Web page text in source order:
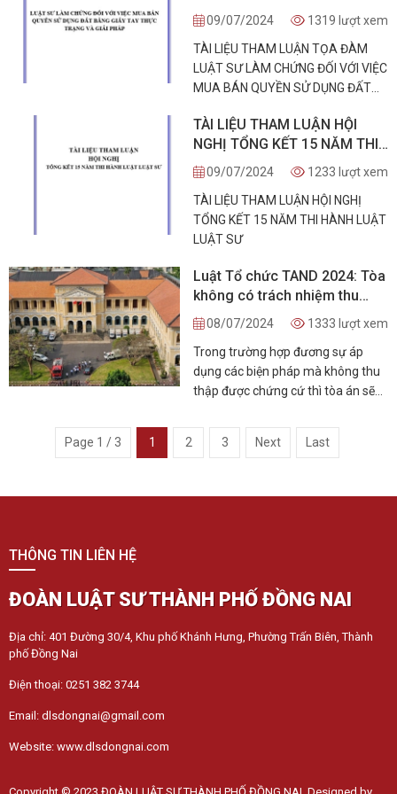
ĐỐI VỚI VIỆC MUA BÁN
QUYỀN SỬ DỤNG ĐẤT BẰNG
GIẤY TAY THỰC TRẠNG VÀ
GIẢI PHÁP
09/07/2024
1319 lượt xem
TÀI LIỆU THAM LUẬN TỌA ĐÀM
LUẬT SƯ LÀM CHỨNG ĐỐI VỚI VIỆC
MUA BÁN QUYỀN SỬ DỤNG ĐẤT
GIẢI PHÁP
TÀI LIỆU THAM LUẬN HỘI
NGHỊ TỔNG KẾT 15 NĂM THI
HÀNH LUẬT LUẬT SƯ
09/07/2024
1233 lượt xem
TÀI LIỆU THAM LUẬN HỘI NGHỊ
TỔNG KẾT 15 NĂM THI HÀNH LUẬT
LUẬT SƯ
Luật Tổ chức TAND 2024: Tòa
không có trách nhiệm thu
thập chứng cứ
08/07/2024
1333 lượt xem
Trong trường hợp đương sự áp
dụng các biện pháp mà không thu
thập được chứng cứ thì tòa án sẽ
Page 1 / 3 1 2 3 Next Last
THÔNG TIN LIÊN HỆ
ĐOÀN LUẬT SƯ THÀNH PHỐ ĐỒNG NAI
Địa chỉ: 401 Đường 30/4, Khu phố Khánh Hưng, Phường Trấn Biên, Thành
phố Đồng Nai
Điện thoại: 0251 382 3744
Email: dlsdongnai@gmail.com
Website: www.dlsdongnai.com